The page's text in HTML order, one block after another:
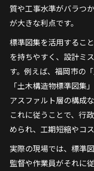
質や工事水準がバラつ
が大きな利点です。
標準図集を活用するこ
を持ちやすく、設計ミ
す。例えば、福岡市の
「土木構造物標準図集
アスファルト層の構成
これに従うことで、行
められ、工期短縮やコ
実際の現場では、標準
監督や作業員がそれに